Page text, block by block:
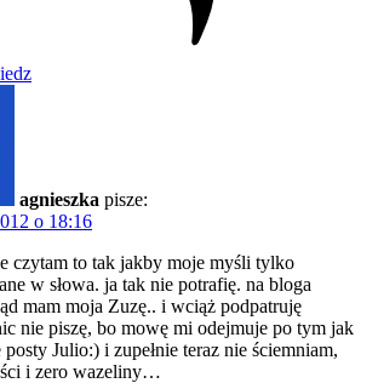
agnieszka pisze:
o 18:16
czytam to tak jakby moje myśli tylko
w słowa. ja tak nie potrafię. na bloga
mam moja Zuzę.. i wciąż podpatruję
nie piszę, bo mowę mi odejmuje po tym jak
Julio:) i zupełnie teraz nie ściemniam,
i zero wazeliny…